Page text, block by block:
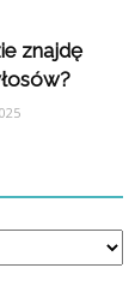
znajdę